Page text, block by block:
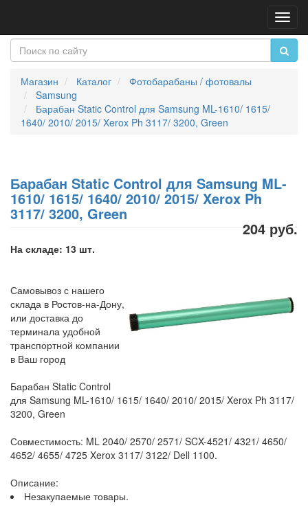
Магазин Каталог
Фотобарабаны / фотовалы
Samsung
Барабан Static Control для Samsung ML-1610/ 1615/
1640/ 2010/ 2015/ Xerox Ph 3117/ 3200, Green
Барабан Static Control для Samsung ML-
1610/ 1615/ 1640/ 2010/ 2015/ Xerox Ph
3117/ 3200, Green
204 руб.
На складе: 13 шт.
Самовывоз с нашего
склада в Ростов-на-Дону,
или доставка до
терминала удобной
транспортной компании
в Ваш город
Барабан Static Control
для Samsung ML-1610/ 1615/ 1640/ 2010/ 2015/ Xerox Ph 3117/
3200, Green
Совместимость: ML 2040/ 2570/ 2571/ SCX-4521/ 4321/ 4650/
4652/ 4655/ 4725 Xerox 3117/ 3122/ Dell 1100.
Описание:
Незакупаемые товары.